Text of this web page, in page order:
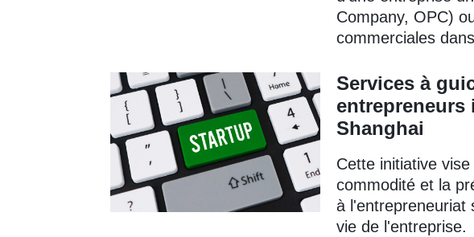
Company, OPC)
commerciales
Services à
Shanghai
Cette initiative
commodité et la
à l'entrepreneuriat
vie de l'entreprise.